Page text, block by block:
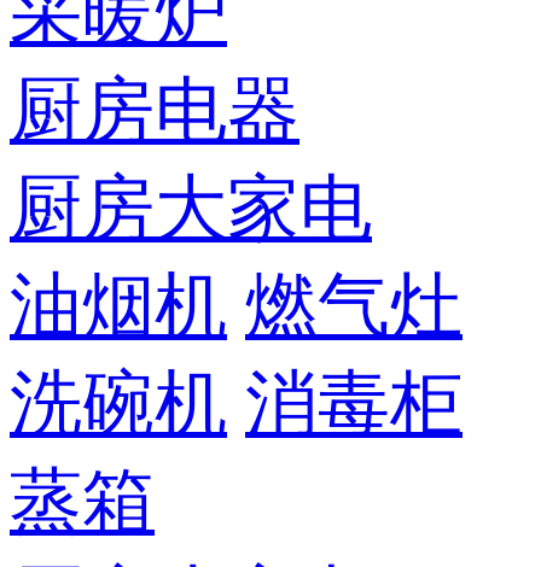
厨房电器
厨房大家电
油烟机 燃气灶
洗碗机 消毒柜
蒸箱